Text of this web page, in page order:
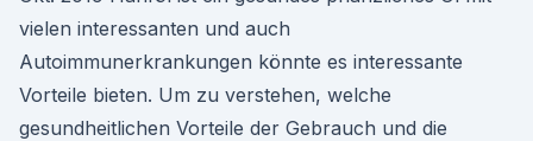
vielen interessanten und auch
Autoimmunerkrankungen könnte es interessante
Vorteile bieten. Um zu verstehen, welche
gesundheitlichen Vorteile der Gebrauch und die